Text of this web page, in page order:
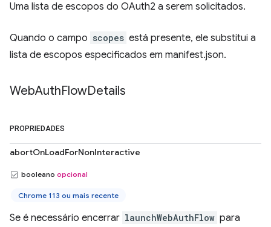
Uma lista de escopos do OAuth2 a serem solicitados.
Quando o campo scopes está presente, ele substitui a
lista de escopos especificados em manifest.json.
WebAuthFlowDetails
PROPRIEDADES
abortOnLoadForNonInteractive
booleano opcional
Chrome 113 ou mais recente
Se é necessário encerrar launchWebAuthFlow para